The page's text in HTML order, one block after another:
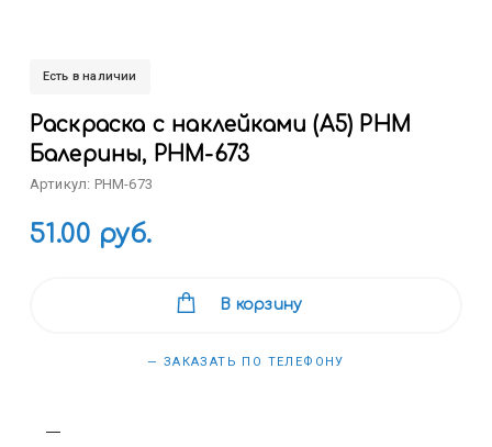
Есть в наличии
Раскраска с наклейками (А5) РНМ
Балерины, РНМ-673
Артикул: РНМ-673
51.00 руб.
В корзину
— ЗАКАЗАТЬ ПО ТЕЛЕФОНУ